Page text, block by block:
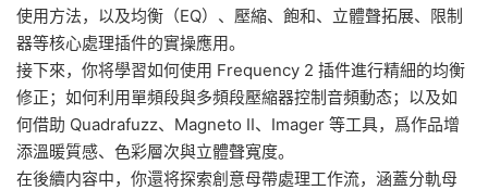
使用方法，以及均衡（EQ）、壓縮、飽和、立體聲拓展、限制
器等核心處理插件的實操應用。
接下來，你将學習如何使用 Frequency 2 插件進行精細的均衡
修正；如何利用單頻段與多頻段壓縮器控制音頻動态；以及如
何借助 Quadrafuzz、Magneto II、Imager 等工具，爲作品增
添溫暖質感、色彩層次與立體聲寬度。
在後續内容中，你還将探索創意母帶處理工作流，涵蓋分軌母